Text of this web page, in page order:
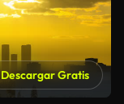
Descargar Gratis